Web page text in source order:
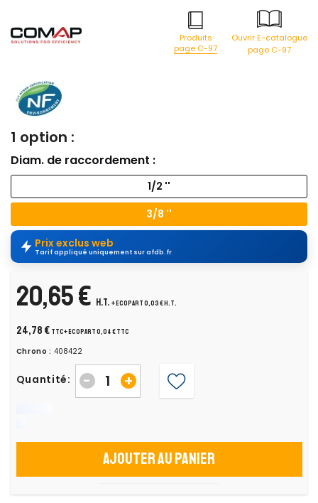
Produits
page C-97
Ouvrir E-catalogue
page C-97
1 option :
Diam. de raccordement :
1/2 ''
3/8 ''
Prix exclus web
Tarif appliqué uniquement sur afdb.fr
20,65 € H.T. + ecopart 0,03 € H.T.
24,78 € TTC+ ecopart 0,04 € TTC
Chrono : 408422
Quantité: +
-
Ajouter au panier